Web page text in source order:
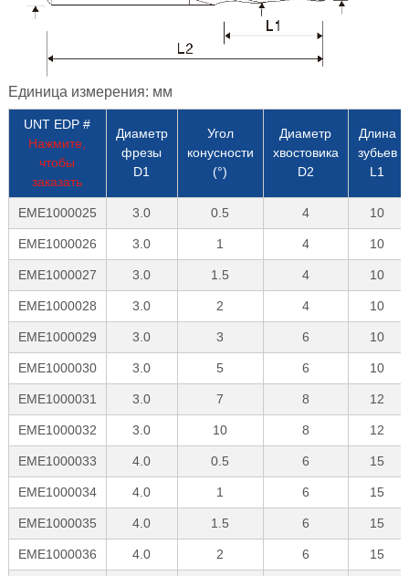
Единица измерения: мм
UNT EDP #
Нажмите,
чтобы
заказать
Диаметр
фрезы
D1
Угол
конусности
(°)
Диаметр
хвостовика
D2
Длина
зубьев
L1
EME1000025 3.0 0.5 4 10
EME1000026 3.0 1 4 10
EME1000027 3.0 1.5 4 10
EME1000028 3.0 2 4 10
EME1000029 3.0 3 6 10
EME1000030 3.0 5 6 10
EME1000031 3.0 7 8 12
EME1000032 3.0 10 8 12
EME1000033 4.0 0.5 6 15
EME1000034 4.0 1 6 15
EME1000035 4.0 1.5 6 15
EME1000036 4.0 2 6 15